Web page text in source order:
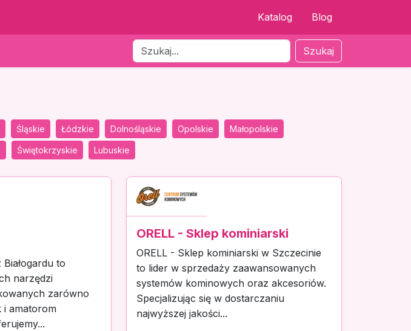
Katalog Blog
Szukaj
Śląskie Łódzkie Dolnośląskie Opolskie Małopolskie
Świętokrzyskie Lubuskie
to
narzędzi
zarówno
i amatorom
ORELL - Sklep kominiarski
ORELL - Sklep kominiarski w Szczecinie
to lider w sprzedaży zaawansowanych
systemów kominowych oraz akcesoriów.
Specjalizując się w dostarczaniu
najwyższej jakości...